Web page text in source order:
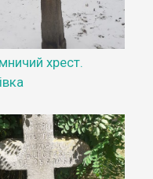
хрест.